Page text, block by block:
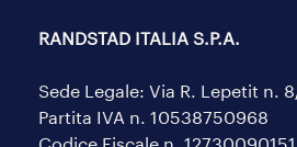
RANDSTAD ITALIA S.P.A.
Sede Legale: Via R. Lepetit n.
Partita IVA n. 10538750968